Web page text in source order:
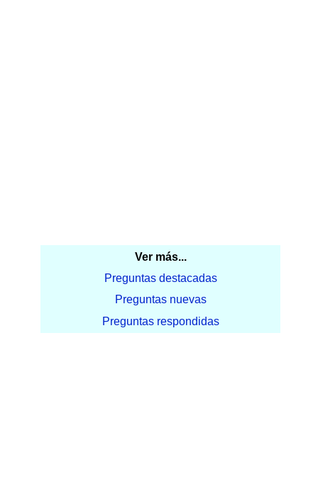
Ver más...
Preguntas destacadas
Preguntas nuevas
Preguntas respondidas